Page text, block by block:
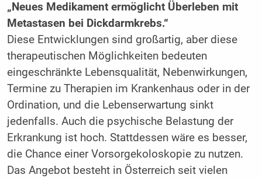
„Neues Medikament ermöglicht Überleben mit
Metastasen bei Dickdarmkrebs.“
Diese Entwicklungen sind großartig, aber diese
therapeutischen Möglichkeiten bedeuten
eingeschränkte Lebensqualität, Nebenwirkungen,
Termine zu Therapien im Krankenhaus oder in der
Ordination, und die Lebenserwartung sinkt
jedenfalls. Auch die psychische Belastung der
Erkrankung ist hoch. Stattdessen wäre es besser,
die Chance einer Vorsorgekoloskopie zu nutzen.
Das Angebot besteht in Österreich seit vielen